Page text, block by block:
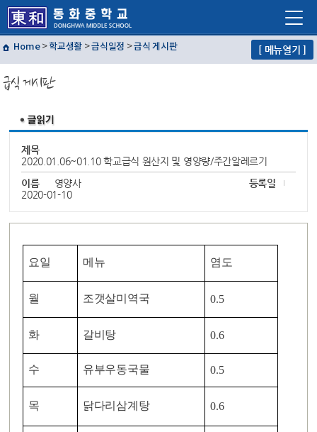
학교혁신
Home>학교생활 >급식일정 >급식 게시판 [ 메뉴열기 ]
급식 게시판
제목
2020.01.06~01.10 학교급식 원산지 및 영양량/주간알레르기
이름
영양사
등록일
2020-01-10
요일 메뉴 염도
월 조갯살미역국 0.5
화 갈비탕 0.6
수 유부우동국물 0.5
목 닭다리삼계탕 0.6